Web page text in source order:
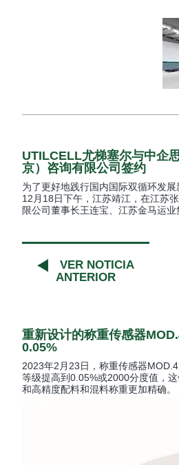
UTILCELL尤梯塞尔与中企
京）咨询有限公司签约
为了更好地践行国内国际双循环发
12月18日下午，江苏靖江，在江苏
限公司董事长王连宝、江苏金马运业
VER NOTICIA
ANTERIOR
重新设计的称重传感器
0.05%
2023年2月23日，称重传感器
等级提高到0.05%或2000分度值，
和高精度配料和混料称重更加精确。